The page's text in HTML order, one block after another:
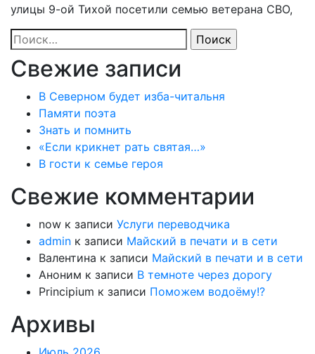
улицы 9-ой Тихой посетили семью ветерана СВО,
Найти:
Свежие записи
В Северном будет изба-читальня
Памяти поэта
Знать и помнить
«Если крикнет рать святая…»
В гости к семье героя
Свежие комментарии
now к записи Услуги переводчика
admin к записи Майский в печати и в сети
Валентина к записи Майский в печати и в сети
Аноним к записи В темноте через дорогу
Principium к записи Поможем водоёму!?
Архивы